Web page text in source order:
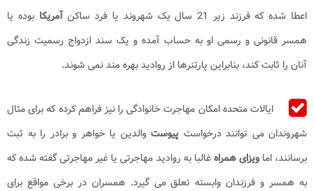
اعطا شده که فرزند زیر 21 سال یک شهروند یا فرد ساکن
آمریکابوده یا
همسر قانونی و رسمی او به حساب آمده و یک سند ازدواج رسمیت زندگی
آنان را ثابت کند، بنابراین پارتنرها از روادید بهره مند نمی شوند.
ایالات متحده امکان مهاجرت خانوادگی را نیز فراهم کرده که برای مثال
شهروندان می توانند درخواست پیوستوالدین یا خواهر و برادر را به ثبت
برسانند، اماویزای همراهغالبا به روادید مهاجرتی یا غیر مهاجرتی گفته شده که
به همسر و فرزندان وابسته تعلق می گیرد. همسران در برخی مواقع برای